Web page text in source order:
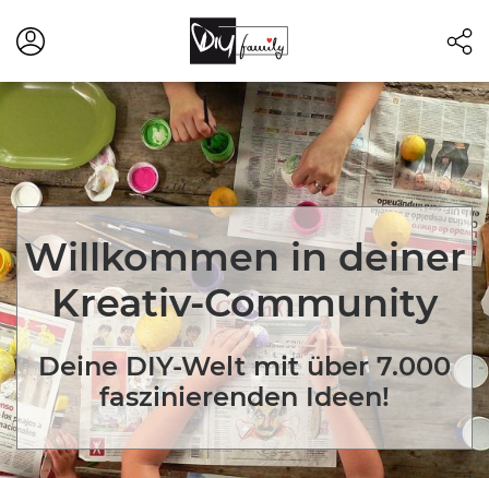
Willkommen in deiner
Kreativ-Community
Deine DIY-Welt mit über 7.000
faszinierenden Ideen!